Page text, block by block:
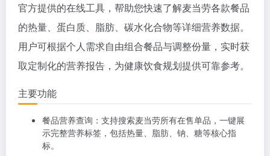
官方提供的在线工具，帮助您快速了解麦当劳各款餐品
的热量、蛋白质、脂肪、碳水化合物等详细营养数据。
用户可根据个人需求自由组合餐品与调整份量，实时获
取定制化的营养报告，为健康饮食规划提供可靠参考。
主要功能
餐品营养查询：支持搜索麦当劳所有在售单品，一键展
示完整营养标签，包括热量、脂肪、钠、糖等核心指
标。